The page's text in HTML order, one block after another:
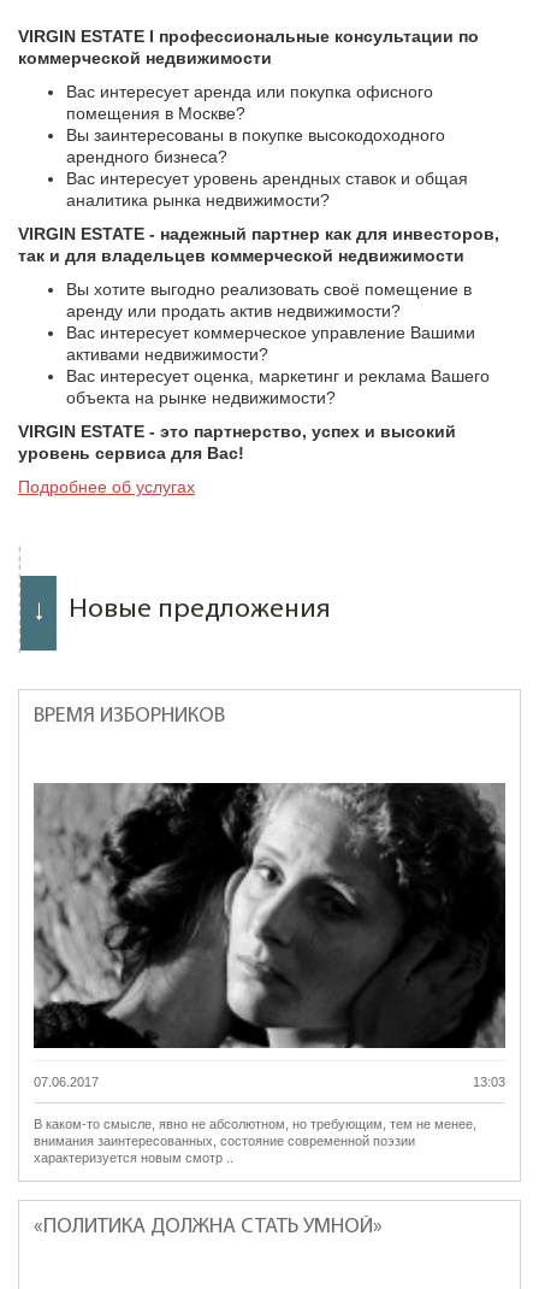
VIRGIN ESTATE l профессиональные консультации по
коммерческой недвижимости
Вас интересует аренда или покупка офисного
помещения в Москве?
Вы заинтересованы в покупке высокодоходного
арендного бизнеса?
Вас интересует уровень арендных ставок и общая
аналитика рынка недвижимости?
VIRGIN ESTATE - надежный партнер как для инвесторов,
так и для владельцев коммерческой недвижимости
Вы хотите выгодно реализовать своё помещение в
аренду или продать актив недвижимости?
Вас интересует коммерческое управление Вашими
активами недвижимости?
Вас интересует оценка, маркетинг и реклама Вашего
объекта на рынке недвижимости?
VIRGIN ESTATE - это партнерство, успех и высокий
уровень сервиса для Вас!
Подробнее об услугах
Новые предложения
ВРЕМЯ ИЗБОРНИКОВ
07.06.2017 13:03
В каком-то смысле, явно не абсолютном, но требующим, тем не менее,
внимания заинтересованных, состояние современной поэзии
характеризуется новым смотр ..
«ПОЛИТИКА ДОЛЖНА СТАТЬ УМНОЙ»